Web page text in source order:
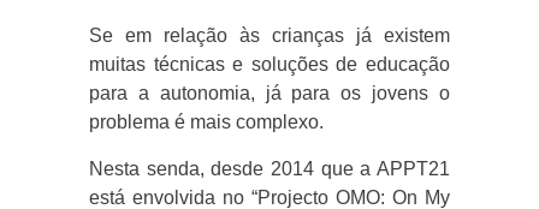
Se em relação às crianças já existem
muitas técnicas e soluções de educação
para a autonomia, já para os jovens o
problema é mais complexo.
Nesta senda, desde 2014 que a APPT21
está envolvida no “Projecto OMO: On My